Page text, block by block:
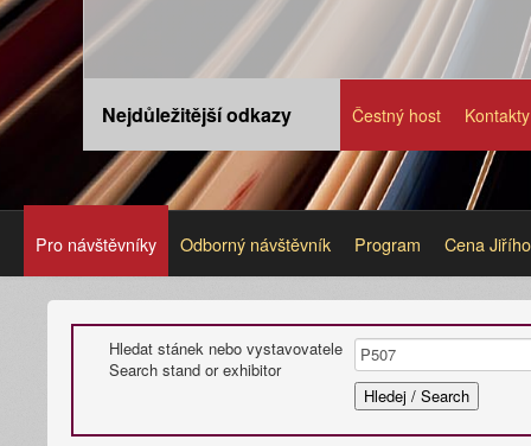
Nejdůležitější odkazy Čestný host Kontakty
Pro návštěvníky Odborný návštěvník Program Cena
Hledat stánek nebo vystavovatele
Search stand or exhibitor